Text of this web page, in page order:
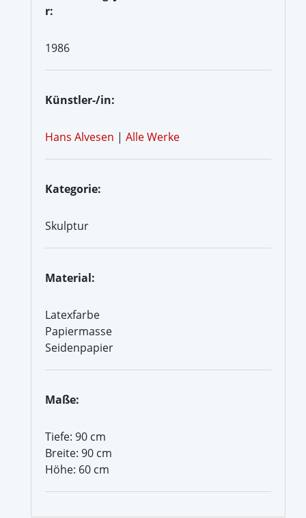
r:
1986
Künstler-/in:
Hans Alvesen | Alle Werke
Kategorie:
Skulptur
Material:
Latexfarbe
Papiermasse
Seidenpapier
Maße:
Tiefe: 90 cm
Breite: 90 cm
Höhe: 60 cm